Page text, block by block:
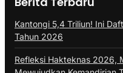
Kantongi 5,4 Triliun! Ini
Tahun 2026
Refleksi Hakteknas 2026,